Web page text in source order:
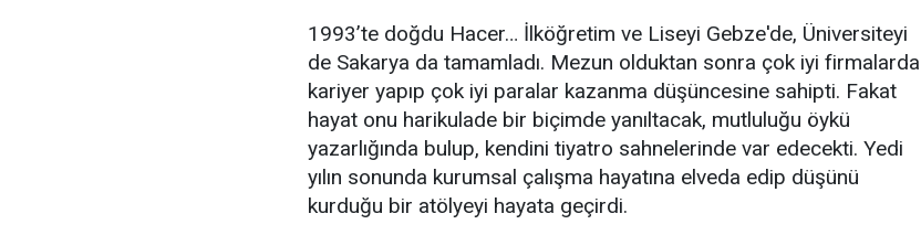
1993’te doğdu Hacer… İlköğretim ve Liseyi Gebze'de, Üniversiteyi
de Sakarya da tamamladı. Mezun olduktan sonra çok iyi firmalarda
kariyer yapıp çok iyi paralar kazanma düşüncesine sahipti. Fakat
hayat onu harikulade bir biçimde yanıltacak, mutluluğu öykü
yazarlığında bulup, kendini tiyatro sahnelerinde var edecekti. Yedi
yılın sonunda kurumsal çalışma hayatına elveda edip düşünü
kurduğu bir atölyeyi hayata geçirdi.